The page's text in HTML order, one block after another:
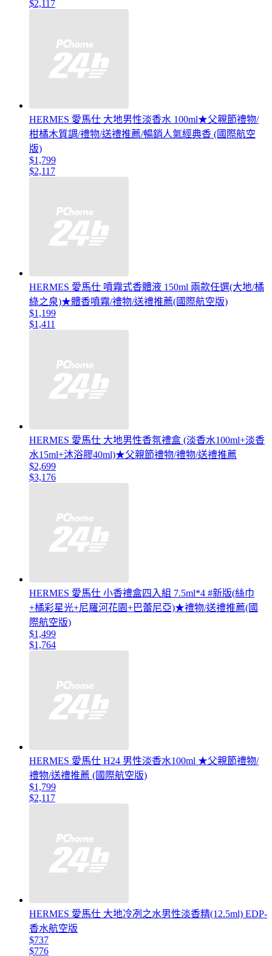
$2,117
HERMES 愛馬仕 大地男性淡香水 100ml★父親節禮物/
柑橘木質調/禮物/送禮推薦/暢銷人氣經典香 (國際航空
版)
$1,799
$2,117
HERMES 愛馬仕 噴霧式香體液 150ml 兩款任選(大地/橘
綠之泉)★體香噴霧/禮物/送禮推薦(國際航空版)
$1,199
$1,411
HERMES 愛馬仕 大地男性香氛禮盒 (淡香水100ml+淡香
水15ml+沐浴膠40ml)★父親節禮物/禮物/送禮推薦
$2,699
$3,176
HERMES 愛馬仕 小香禮盒四入組 7.5ml*4 #新版(絲巾
+橘彩星光+尼羅河花園+巴蕾尼亞)★禮物/送禮推薦(國
際航空版)
$1,499
$1,764
HERMES 愛馬仕 H24 男性淡香水100ml ★父親節禮物/
禮物/送禮推薦 (國際航空版)
$1,799
$2,117
HERMES 愛馬仕 大地冷冽之水男性淡香精(12.5ml) EDP-
香水航空版
$737
$776